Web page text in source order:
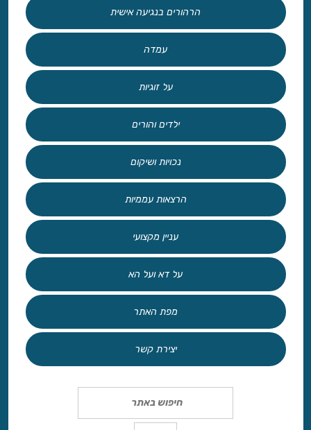
הרהורים בנגיעה אישית
עמדה
על זוגיות
ילדים והורים
נכויות ושיקום
הרצאות עממיות
עניין מקצועי
על דא ועל הא
מפת האתר
יצירת קשר